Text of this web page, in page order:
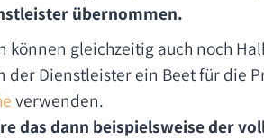
übernommen.
können gleichzeitig auch noch
der Dienstleister ein Beet für die
verwenden.
das dann beispielsweise der